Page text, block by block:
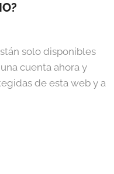
solo disponibles
cuenta ahora y
de esta web y a